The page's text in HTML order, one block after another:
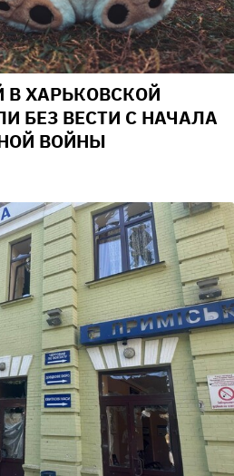
В ХАРЬКОВСКОЙ
БЕЗ ВЕСТИ С НАЧАЛА
ВОЙНЫ